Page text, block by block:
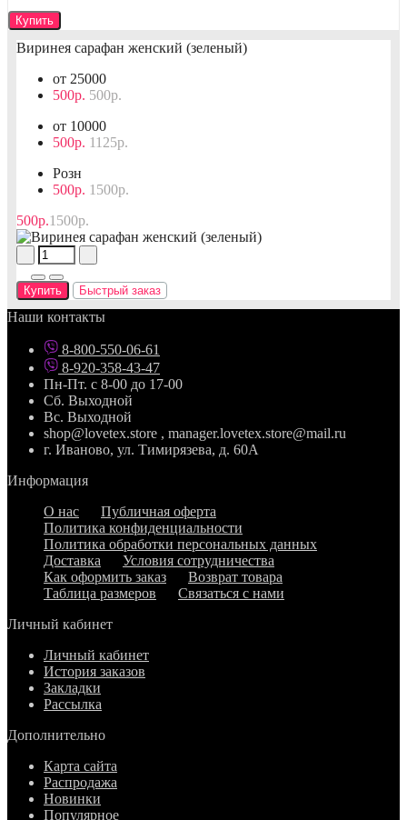
Купить
Виринея сарафан женский (зеленый)
от 25000
500р. 500р.
от 10000
500р. 1125р.
Розн
500р. 1500р.
500р.1500р.
Купить Быстрый заказ
Наши контакты
8-800-550-06-61
8-920-358-43-47
Пн-Пт. с 8-00 до 17-00
Сб. Выходной
Вс. Выходной
shop@lovetex.store , manager.lovetex.store@mail.ru
г. Иваново, ул. Тимирязева, д. 60А
Информация
О нас
Публичная оферта
Политика конфиденциальности
Политика обработки персональных данных
Доставка
Условия сотрудничества
Как оформить заказ
Возврат товара
Таблица размеров
Связаться с нами
Личный кабинет
Личный кабинет
История заказов
Закладки
Рассылка
Дополнительно
Карта сайта
Распродажа
Новинки
Популярное